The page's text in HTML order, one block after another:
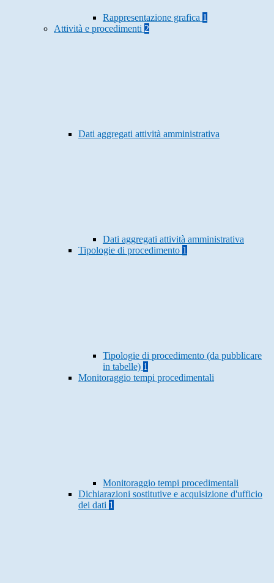
Rappresentazione grafica 1
Attività e procedimenti 2
Dati aggregati attività amministrativa
Dati aggregati attività amministrativa
Tipologie di procedimento 1
Tipologie di procedimento (da pubblicare
in tabelle) 1
Monitoraggio tempi procedimentali
Monitoraggio tempi procedimentali
Dichiarazioni sostitutive e acquisizione d'ufficio
dei dati 1